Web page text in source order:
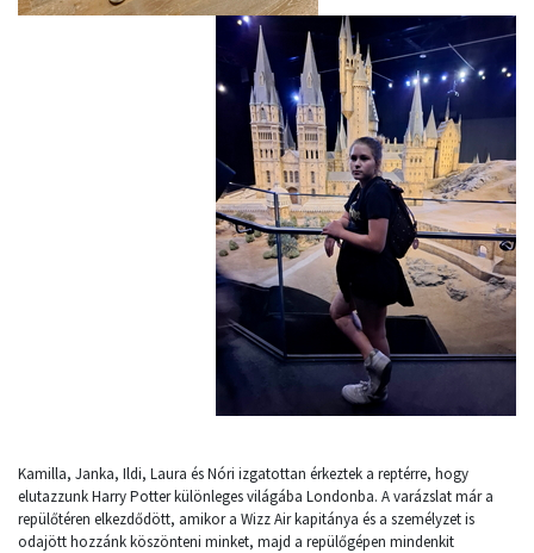
Kamilla, Janka, Ildi, Laura és Nóri izgatottan érkeztek a reptérre, hogy
elutazzunk Harry Potter különleges világába Londonba. A varázslat már a
repülőtéren elkezdődött, amikor a Wizz Air kapitánya és a személyzet is
odajött hozzánk köszönteni minket, majd a repülőgépen mindenkit